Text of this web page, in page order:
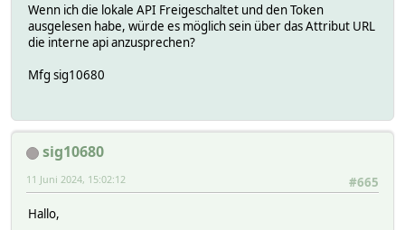
# Nach erfolgreicher Anmeldung können weitere
# Z.B. Token generieren, um die lokale API zu
tahoma_generate_token($hash, $session_id);
Log3 $name, 2, "$name: Login fehlgeschlagen, HTTP-
}
sub tahoma_generate_token($) {
my ($hash, $session_id) = @_;
my $name = $hash->{NAME};
Wenn ich die lokale API Freigeschaltet und den Token
ausgelesen habe, würde es möglich sein über das Attribut URL
die interne api anzusprechen?
Mfg sig10680
sig10680
#665
11 Juni 2024, 15:02:12
Hallo,